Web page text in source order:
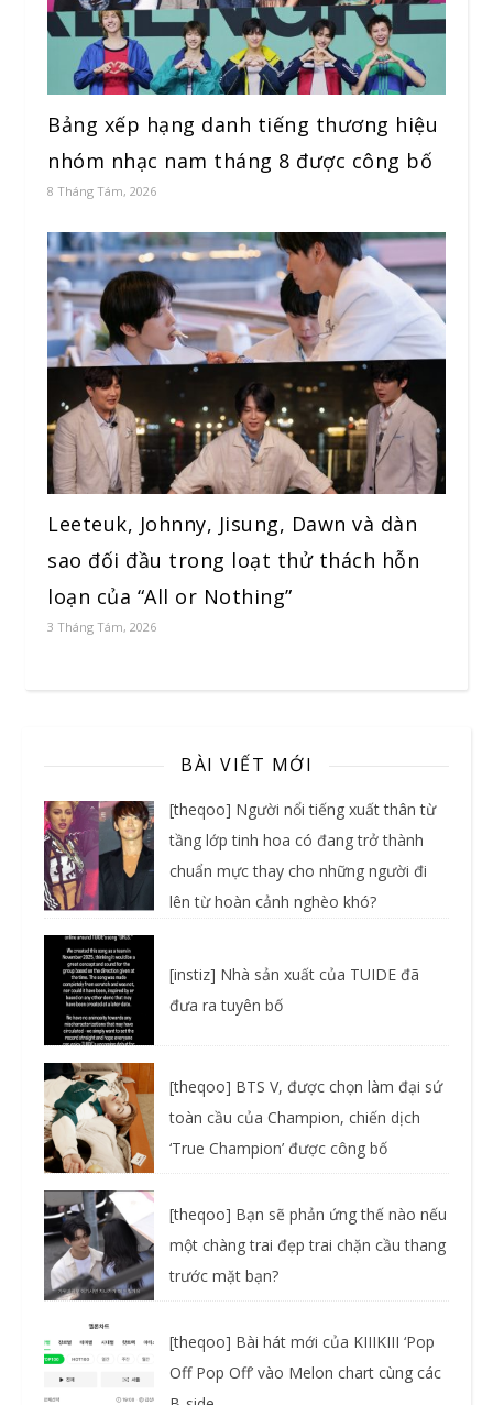
Bảng xếp hạng danh tiếng thương hiệu
nhóm nhạc nam tháng 8 được công bố
8 Tháng Tám, 2026
Leeteuk, Johnny, Jisung, Dawn và dàn
sao đối đầu trong loạt thử thách hỗn
loạn của “All or Nothing”
3 Tháng Tám, 2026
BÀI VIẾT MỚI
[theqoo] Người nổi tiếng xuất thân từ
tầng lớp tinh hoa có đang trở thành
chuẩn mực thay cho những người đi
lên từ hoàn cảnh nghèo khó?
[instiz] Nhà sản xuất của TUIDE đã
đưa ra tuyên bố
[theqoo] BTS V, được chọn làm đại sứ
toàn cầu của Champion, chiến dịch
‘True Champion’ được công bố
[theqoo] Bạn sẽ phản ứng thế nào nếu
một chàng trai đẹp trai chặn cầu thang
trước mặt bạn?
[theqoo] Bài hát mới của KIIIKIII ‘Pop
Off Pop Off’ vào Melon chart cùng các